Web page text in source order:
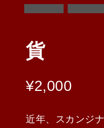
貨
¥2,000
近年、スカンジ